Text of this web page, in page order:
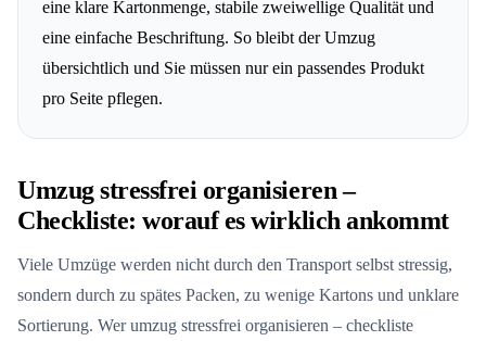
eine klare Kartonmenge, stabile zweiwellige Qualität und
eine einfache Beschriftung. So bleibt der Umzug
übersichtlich und Sie müssen nur ein passendes Produkt
pro Seite pflegen.
Umzug stressfrei organisieren –
Checkliste: worauf es wirklich ankommt
Viele Umzüge werden nicht durch den Transport selbst stressig,
sondern durch zu spätes Packen, zu wenige Kartons und unklare
Sortierung. Wer umzug stressfrei organisieren – checkliste